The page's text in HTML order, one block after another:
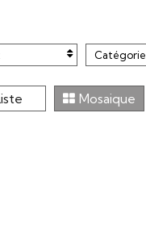
Catégorie
Mosaique